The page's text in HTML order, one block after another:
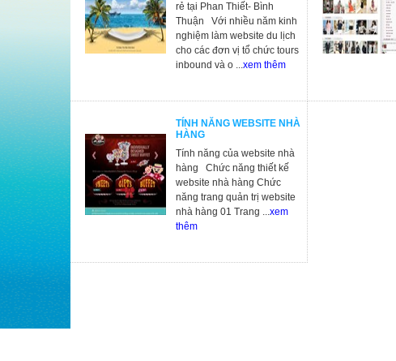
rẻ tại Phan Thiết- Bình
Thuận Với nhiều năm kinh
nghiệm làm website du lịch
cho các đơn vị tổ chức tours
inbound và o ...xem thêm
TÍNH NĂNG WEBSITE NHÀ
HÀNG
Tính năng của website nhà
hàng Chức năng thiết kế
website nhà hàng Chức
năng trang quản trị website
nhà hàng 01 Trang ...xem
thêm